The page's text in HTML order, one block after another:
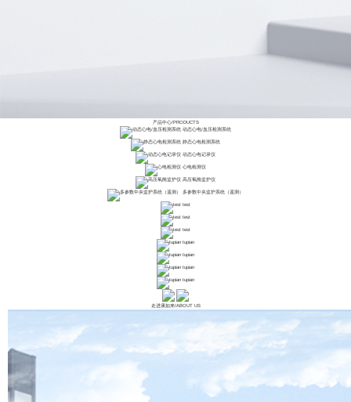
产品中心/PRODUCTS
动态心电/血压检测系统
静态心电检测系统
动态心电记录仪
心电检测仪
高压氧舱监护仪
多参数中央监护系统（遥测）
test
test
test
tupian
tupian
tupian
tupian
走进康如来/ABOUT US